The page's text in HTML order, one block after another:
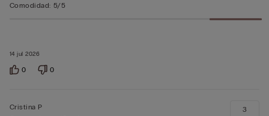
14 jul 2026
Comodidad: 5/5
0 0
Cristina P
3